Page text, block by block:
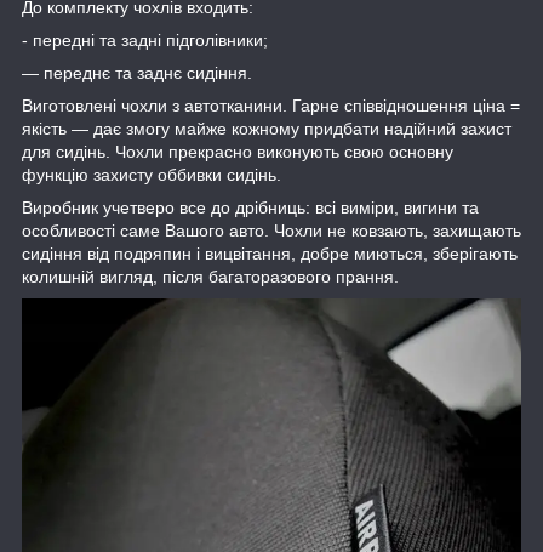
До комплекту чохлів входить:
- передні та задні підголівники;
— переднє та заднє сидіння.
Виготовлені чохли з автотканини. Гарне співвідношення ціна =
якість — дає змогу майже кожному придбати надійний захист
для сидінь. Чохли прекрасно виконують свою основну
функцію захисту оббивки сидінь.
Виробник учетверо все до дрібниць: всі виміри, вигини та
особливості саме Вашого авто. Чохли не ковзають, захищають
сидіння від подряпин і вицвітання, добре миються, зберігають
колишній вигляд, після багаторазового прання.